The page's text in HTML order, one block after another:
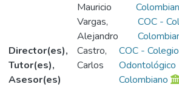
Mauricio
Vargas,
Alejandro
COC -
Director(es),
Tutor(es),
Asesor(es)
Castro,
Carlos
COC - Colegio
Odontológico
Colombiano